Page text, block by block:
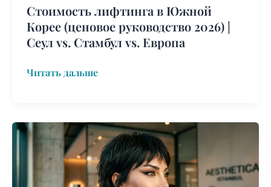
Стоимость лифтинга в Южной
Корее (ценовое руководство 2026) |
Сеул vs. Стамбул vs. Европа
Стамбул
vs.
Европа
Читать дальше
Отзывы
о
лифтинге